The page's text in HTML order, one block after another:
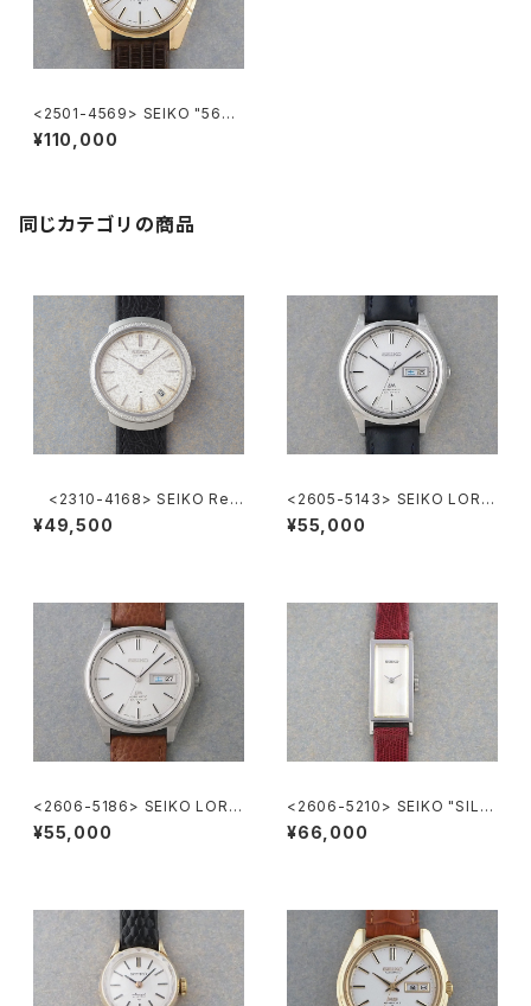
<2501-4569> SEIKO "56K
S" King Seiko
¥110,000
同じカテゴリの商品
<2310-4168> SEIKO Ref.
2419-0010
¥49,500
<2605-5143> SEIKO LORD
MATIC
¥55,000
<2606-5186> SEIKO LORD
MATIC
¥55,000
<2606-5210> SEIKO "SILV
ER885" rectangular case
¥66,000